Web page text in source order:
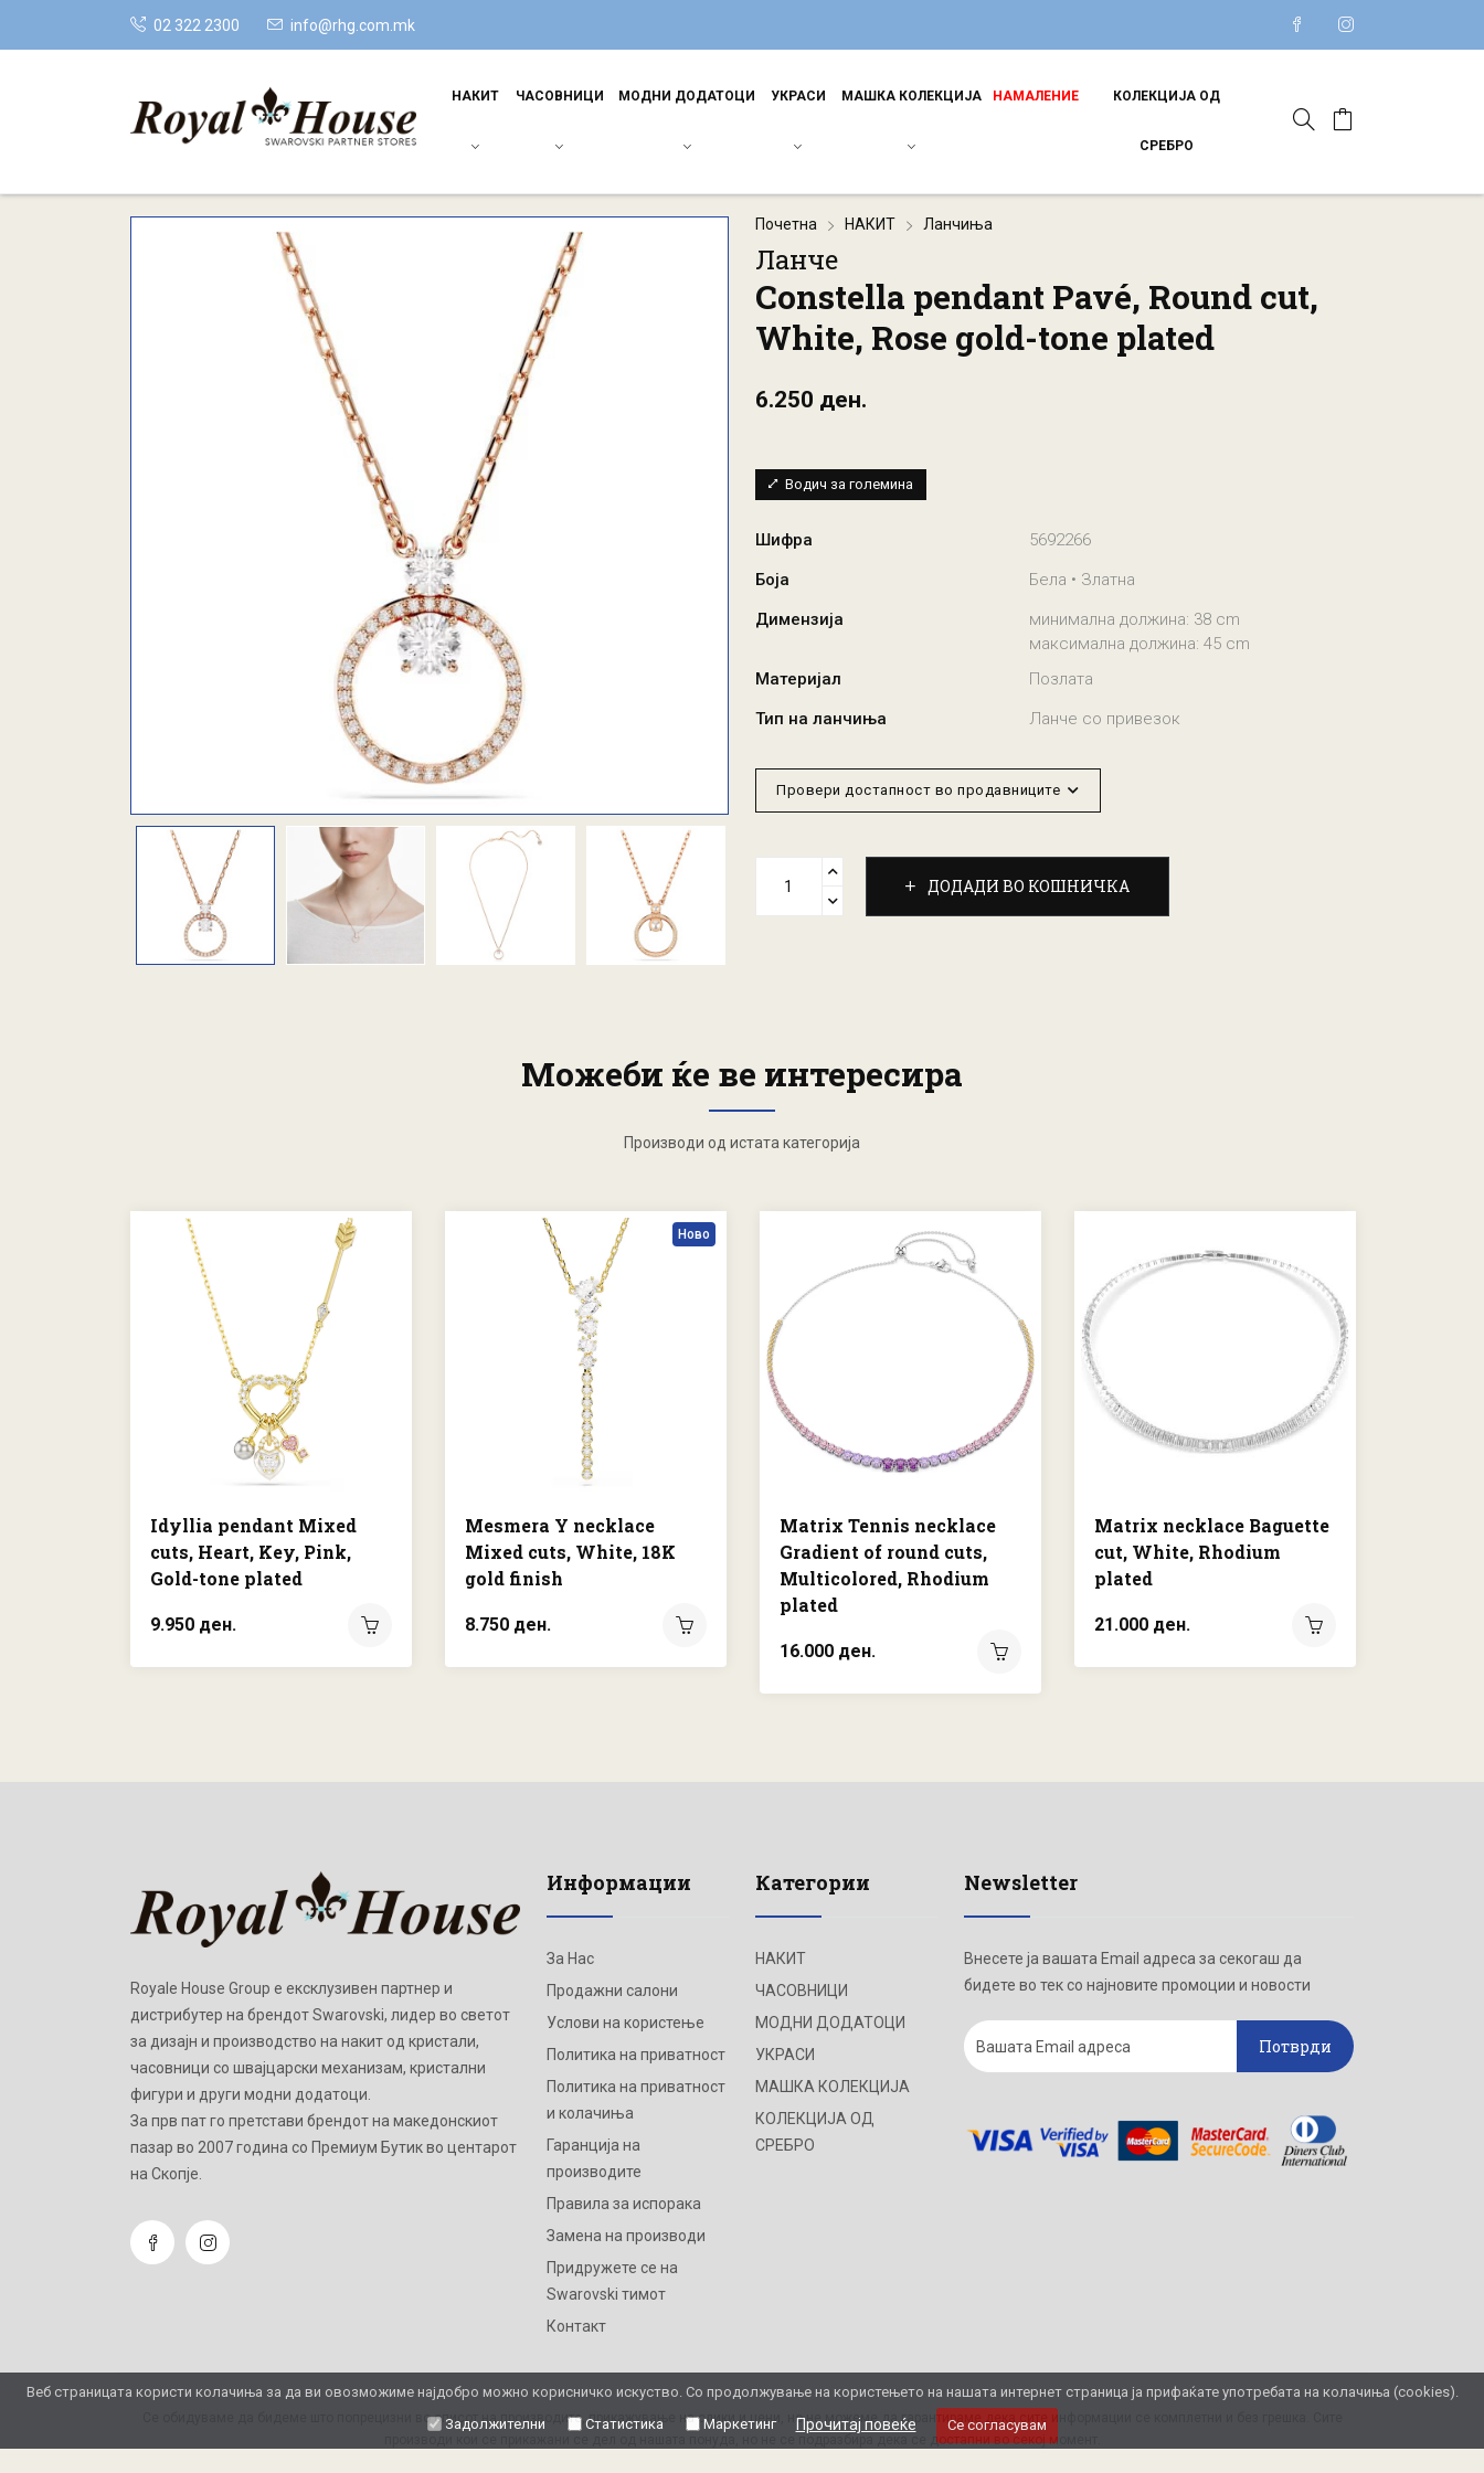
02 322 2300 info@rhg.com.mk
НАКИТ ЧАСОВНИЦИ МОДНИ ДОДАТОЦИ УКРАСИ МАШКА КОЛЕКЦИЈА НАМАЛЕНИЕ КОЛЕКЦИЈА ОД
СРЕБРО
Почетна НАКИТ Ланчиња
Ланче
Constella pendant Pavé, Round cut,
White, Rose gold-tone plated
6.250 ден.
Водич за големина
Шифра
5692266
Боја
Бела • Златна
Димензија
минимална должина: 38 cm
максимална должина: 45 cm
Материјал
Позлата
Тип на ланчиња
Ланче со привезок
Провери достапност во продавниците
ДОДАДИ ВО КОШНИЧКА
Можеби ќе ве интересира
Производи од истата категорија
Idyllia pendant Mixed
cuts, Heart, Key, Pink,
Gold-tone plated
9.950 ден.
Ново
Mesmera Y necklace
Mixed cuts, White, 18K
gold finish
8.750 ден.
Matrix Tennis necklace
Gradient of round cuts,
Multicolored, Rhodium
plated
16.000 ден.
Matrix necklace Baguette
cut, White, Rhodium
plated
21.000 ден.
Веб страницата користи колачиња за да ви овозможиме најдобро можно корисничко искуство. Со продолжување на користењето на нашата интернет страница ја прифаќате употребата на колачиња (cookies).
Задолжителни
Статистика Маркетинг Прочитај повеќе Се согласувам
Royale House Group е ексклузивен партнер и
дистрибутер на брендот Swarovski, лидер во светот
за дизајн и производство на накит од кристали,
часовници со швајцарски механизам, кристални
фигури и други модни додатоци.
Зa прв пат го претстави брендот на македонскиот
пазар во 2007 година со Премиум Бутик во центарот
на Скопје.
Информации
За Нас
Продажни салони
Услови на користење
Политика на приватност
Политика на приватност
и колачиња
Гаранција на
производите
Правила за испорака
Замена на производи
Придружете се на
Swarovski тимот
Контакт
Категории
НАКИТ
ЧАСОВНИЦИ
МОДНИ ДОДАТОЦИ
УКРАСИ
МАШКА КОЛЕКЦИЈА
КОЛЕКЦИЈА ОД
СРЕБРО
Newsletter
Внесете ја вашата Email адреса за секогаш да
бидете во тек со најновите промоции и новости
Потврди
Се обидуваме да бидеме што попрецизни во описот на производите, прикажување на слики и цени, но не можеме да гарантираме дека сите информации се комплетни и без грешка. Сите
производи кои се прикажани се дел од нашата понуда, но не се подразбира дека се достапни во секој момент.